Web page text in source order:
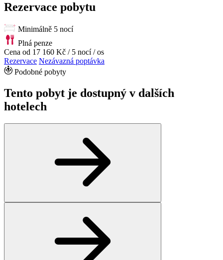
Rezervace pobytu
Minimálně 5 nocí
Plná penze
Cena od 17 160 Kč / 5 nocí / os
Rezervace Nezávazná poptávka
Podobné pobyty
Tento pobyt je dostupný v dalších
hotelech